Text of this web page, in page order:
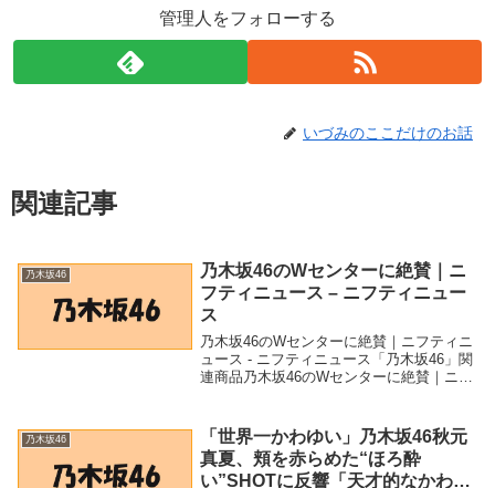
管理人をフォローする
いづみのここだけのお話
関連記事
乃木坂46
乃木坂46のWセンターに絶賛｜ニ
フティニュース – ニフティニュー
ス
乃木坂46のWセンターに絶賛｜ニフティニ
ュース - ニフティニュース「乃木坂46」関
連商品乃木坂46のWセンターに絶賛｜ニフ
ニフティニュース
乃木坂46
「世界一かわゆい」乃木坂46秋元
真夏、頬を赤らめた“ほろ酔
い”SHOTに反響「天才的なかわい